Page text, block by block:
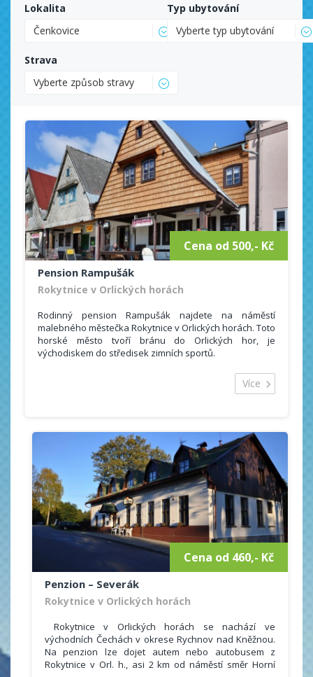
Lokalita
Čenkovice
Typ ubytování
Vyberte typ ubytování
Strava
Vyberte způsob stravy
Cena od 500,- Kč
Pension Rampušák
Rokytnice v Orlických horách
Rodinný pension Rampušák najdete na náměstí
malebného městečka Rokytnice v Orlických horách. Toto
horské město tvoří bránu do Orlických hor, je
východiskem do středisek zimních sportů.
Nabízíme ubytování v jedenácti 2-,3- a 4-lůžkových
pokojích s vlastním sociálním zařízením a TV. Součástí
a to i méně zdatným sportovcům bez vlastního
sportovního vybavení - 100 m od pensionu je k dispozici
půjčovna lyží (běžeckých i sjezdových).
Více
Cena od 460,- Kč
Penzion – Severák
Rokytnice v Orlických horách
Rokytnice v Orlických horách se nachází ve
východních Čechách v okrese Rychnov nad Kněžnou.
Na penzion lze dojet autem nebo autobusem z
Rokytnice v Orl. h., asi 2 km od náměstí směr Horní